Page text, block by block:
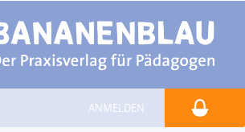
ANMELDEN